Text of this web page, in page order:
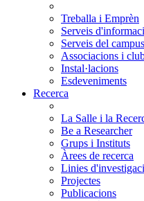
Treballa i Emprèn
Serveis
Serveis del campus
Associacions i
Instal·lacions
Esdeveniments
Recerca
La Salle i la
Be a Researcher
Grups i Instituts
Àrees de recerca
Linies
Projectes
Publicacions